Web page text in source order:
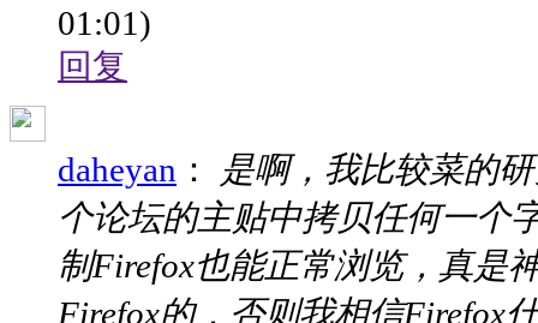
01:01)
回复
daheyan ：
是啊，我比较菜的
个论坛的主贴中拷贝任何一个
制Firefox也能正常浏览，真是
Firefox的，否则我相信Firefox